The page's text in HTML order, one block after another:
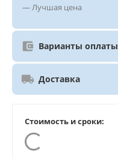
— Лучшая цена
Варианты оплаты
Доставка
Стоимость и сроки: